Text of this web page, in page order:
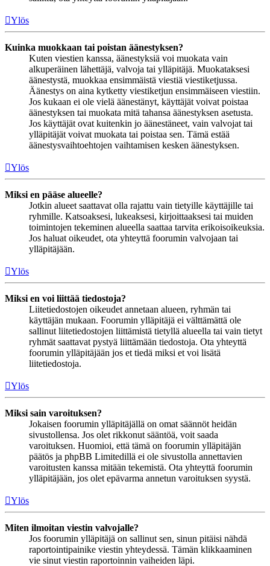
Ylös
Kuinka muokkaan tai poistan äänestyksen?
Kuten viestien kanssa, äänestyksiä voi muokata vain
alkuperäinen lähettäjä, valvoja tai ylläpitäjä. Muokataksesi
äänestystä, muokkaa ensimmäistä viestiä viestiketjussa.
Äänestys on aina kytketty viestiketjun ensimmäiseen viestiin.
Jos kukaan ei ole vielä äänestänyt, käyttäjät voivat poistaa
äänestyksen tai muokata mitä tahansa äänestyksen asetusta.
Jos käyttäjät ovat kuitenkin jo äänestäneet, vain valvojat tai
ylläpitäjät voivat muokata tai poistaa sen. Tämä estää
äänestysvaihtoehtojen vaihtamisen kesken äänestyksen.
Ylös
Miksi en pääse alueelle?
Jotkin alueet saattavat olla rajattu vain tietyille käyttäjille tai
ryhmille. Katsoaksesi, lukeaksesi, kirjoittaaksesi tai muiden
toimintojen tekeminen alueella saattaa tarvita erikoisoikeuksia.
Jos haluat oikeudet, ota yhteyttä foorumin valvojaan tai
ylläpitäjään.
Ylös
Miksi en voi liittää tiedostoja?
Liitetiedostojen oikeudet annetaan alueen, ryhmän tai
käyttäjän mukaan. Foorumin ylläpitäjä ei välttämättä ole
sallinut liitetiedostojen liittämistä tietyllä alueella tai vain tietyt
ryhmät saattavat pystyä liittämään tiedostoja. Ota yhteyttä
foorumin ylläpitäjään jos et tiedä miksi et voi lisätä
liitetiedostoja.
Ylös
Miksi sain varoituksen?
Jokaisen foorumin ylläpitäjällä on omat säännöt heidän
sivustollensa. Jos olet rikkonut sääntöä, voit saada
varoituksen. Huomioi, että tämä on foorumin ylläpitäjän
päätös ja phpBB Limitedillä ei ole sivustolla annettavien
varoitusten kanssa mitään tekemistä. Ota yhteyttä foorumin
ylläpitäjään, jos olet epävarma annetun varoituksen syystä.
Ylös
Miten ilmoitan viestin valvojalle?
Jos foorumin ylläpitäjä on sallinut sen, sinun pitäisi nähdä
raportointipainike viestin yhteydessä. Tämän klikkaaminen
vie sinut viestin raportoinnin vaiheiden läpi.